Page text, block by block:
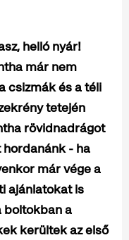
helló nyár!
már nem
csizmák és a téli
tetején
rövidnadrágot
- ha
már vége a
ajánlatokat is
boltokban a
kerültek az első